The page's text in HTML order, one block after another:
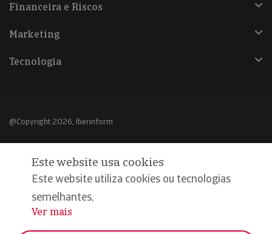
Financeira e Riscos
Marketing
Tecnologia
@Copyright 2026, Iberinform
Declaração de privacidade
Compromisso qualidade e segurança
Este website usa cookies
Este website utiliza cookies ou tecnologias
semelhantes,
...
Ver mais